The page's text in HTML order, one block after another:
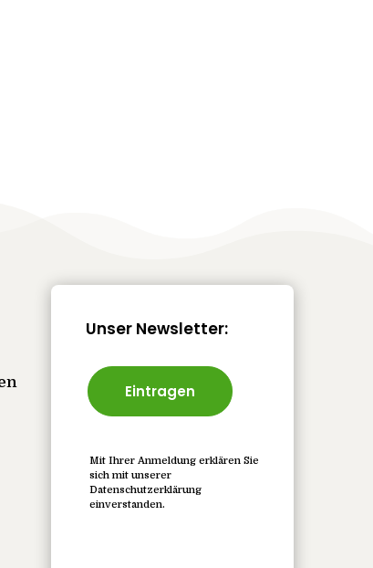
Unser Newsletter:
Eintragen
Mit Ihrer Anmeldung erklären Sie
sich mit unserer
Datenschutzerklärung
einverstanden.